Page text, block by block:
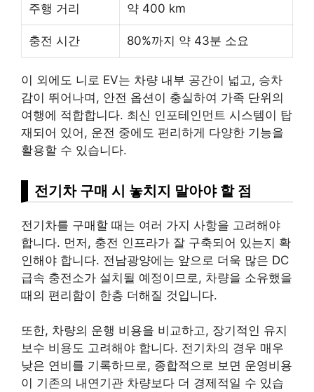
주행 거리 약 400 km
충전 시간 80%까지 약 43분 소요
이 외에도 니로 EV는 차량 내부 공간이 넓고, 승차
감이 뛰어나며, 안전 옵션이 충실하여 가족 단위의
여행에 적합합니다. 최신 인포테인먼트 시스템이 탑
재되어 있어, 운전 중에도 편리하게 다양한 기능을
활용할 수 있습니다.
전기차 구매 시 놓치지 말아야 할 점
전기차를 구매할 때는 여러 가지 사항을 고려해야
합니다. 먼저, 충전 인프라가 잘 구축되어 있는지 확
인해야 합니다. 전남광양에는 앞으로 더욱 많은 DC
급속 충전소가 설치될 예정이므로, 차량을 소유했을
때의 편리함이 한층 더해질 것입니다.
또한, 차량의 운행 비용을 비교하고, 장기적인 유지
보수 비용도 고려해야 합니다. 전기차의 경우 매우
낮은 연비를 기록하므로, 종합적으로 보면 운영비용
이 기존의 내연기관 차량보다 더 경제적일 수 있습